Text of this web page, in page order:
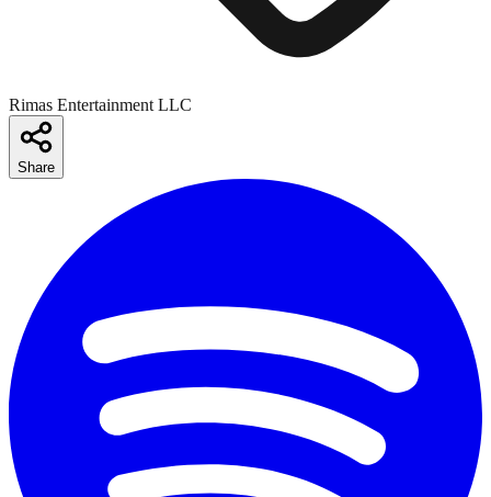
Rimas Entertainment LLC
Share